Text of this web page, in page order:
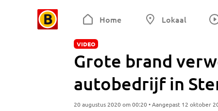
Home Lokaal
VIDEO
Grote brand
autobedrijf in
20 augustus 2020 om 00:20 • Aangepast 12 oktober